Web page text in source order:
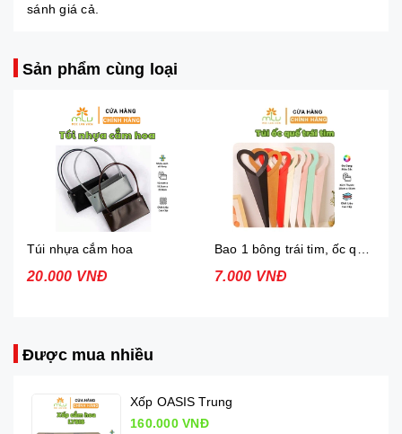
sánh giá cả.
Sản phẩm cùng loại
7.000 VNĐ 12.000 VNĐ
Được mua nhiều
Xốp OASIS Trung
160.000 VNĐ